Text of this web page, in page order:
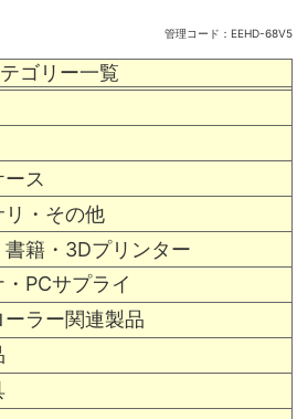
ゴリー一覧
ス
リ・その他
籍・3Dプリンター
PCサプライ
ラー関連製品
管理コード： EEHD-68V5